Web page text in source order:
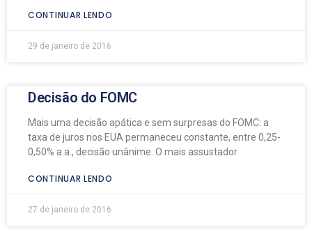
CONTINUAR LENDO
29 de janeiro de 2016
Decisão do FOMC
Mais uma decisão apática e sem surpresas do FOMC: a
taxa de juros nos EUA permaneceu constante, entre 0,25-
0,50% a.a., decisão unânime. O mais assustador
CONTINUAR LENDO
27 de janeiro de 2016